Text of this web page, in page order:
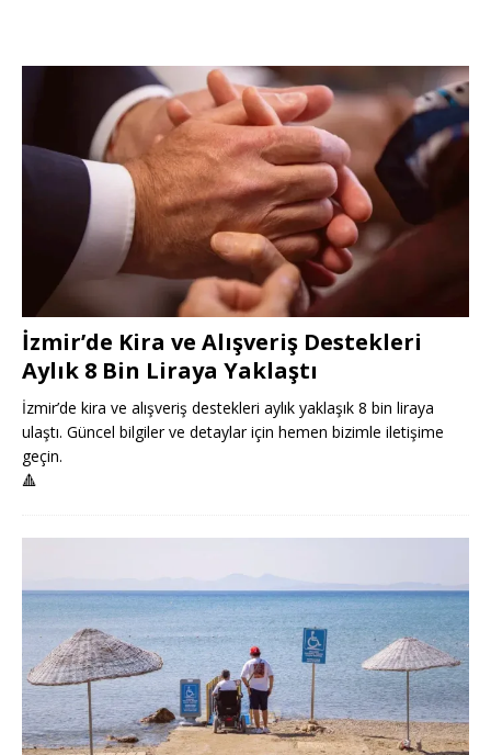
İzmir’de Kira ve Alışveriş Destekleri
Aylık 8 Bin Liraya Yaklaştı
İzmir’de kira ve alışveriş destekleri aylık yaklaşık 8 bin liraya
ulaştı. Güncel bilgiler ve detaylar için hemen bizimle iletişime
geçin.
🔺